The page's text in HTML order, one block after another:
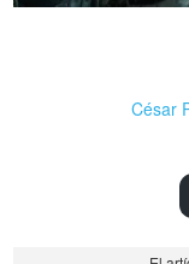
César